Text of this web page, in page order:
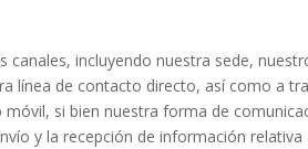
incluyendo nuestra sede,
línea de contacto directo, así como a
si bien nuestra forma de
y la recepción de información